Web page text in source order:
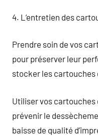
4. L’entretien des
Prendre soin de vos
pour préserver leur
stocker les cartouches
Utiliser vos cartouches
prévenir le
baisse de qualité